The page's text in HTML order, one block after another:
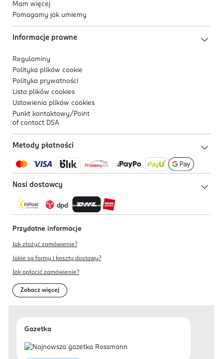
Mam więcej
Pomagamy jak umiemy
Informacje prawne
Regulaminy
Polityka plików cookie
Polityka prywatności
Lista plików cookies
Ustawienia plików cookies
Punkt kontaktowy/ Point
of contact DSA
Metody płatności
Nasi dostawcy
Przydatne informacje
Jak złożyć zamówienie?
Jakie są formy i koszty dostawy?
Jak opłacić zamówienie?
Zobacz więcej
Gazetka